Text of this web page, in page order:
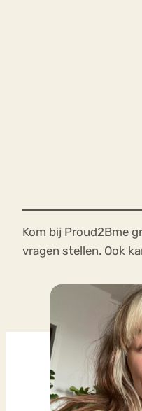
Kom bij Proud2Bme
vragen stellen. Ook